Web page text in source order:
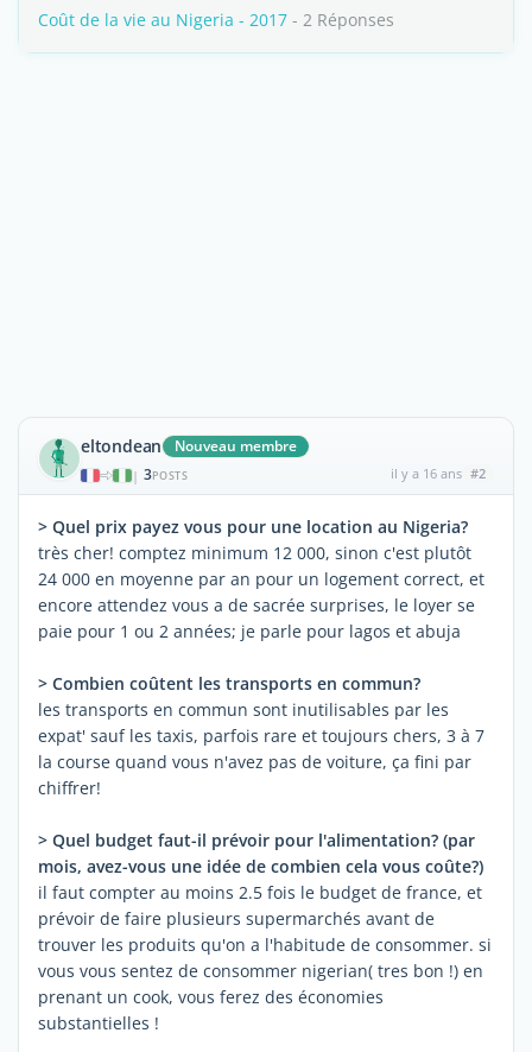
Coût de la vie au Nigeria - 2017 - 2 Réponses
eltondean Nouveau membre
| 3POSTS il y a 16 ans #2
> Quel prix payez vous pour une location au Nigeria?
très cher! comptez minimum 12 000, sinon c'est plutôt
24 000 en moyenne par an pour un logement correct, et
encore attendez vous a de sacrée surprises, le loyer se
paie pour 1 ou 2 années; je parle pour lagos et abuja
> Combien coûtent les transports en commun?
les transports en commun sont inutilisables par les
expat' sauf les taxis, parfois rare et toujours chers, 3 à 7
la course quand vous n'avez pas de voiture, ça fini par
chiffrer!
> Quel budget faut-il prévoir pour l'alimentation? (par
mois, avez-vous une idée de combien cela vous coûte?)
il faut compter au moins 2.5 fois le budget de france, et
prévoir de faire plusieurs supermarchés avant de
trouver les produits qu'on a l'habitude de consommer. si
vous vous sentez de consommer nigerian( tres bon !) en
prenant un cook, vous ferez des économies
substantielles !